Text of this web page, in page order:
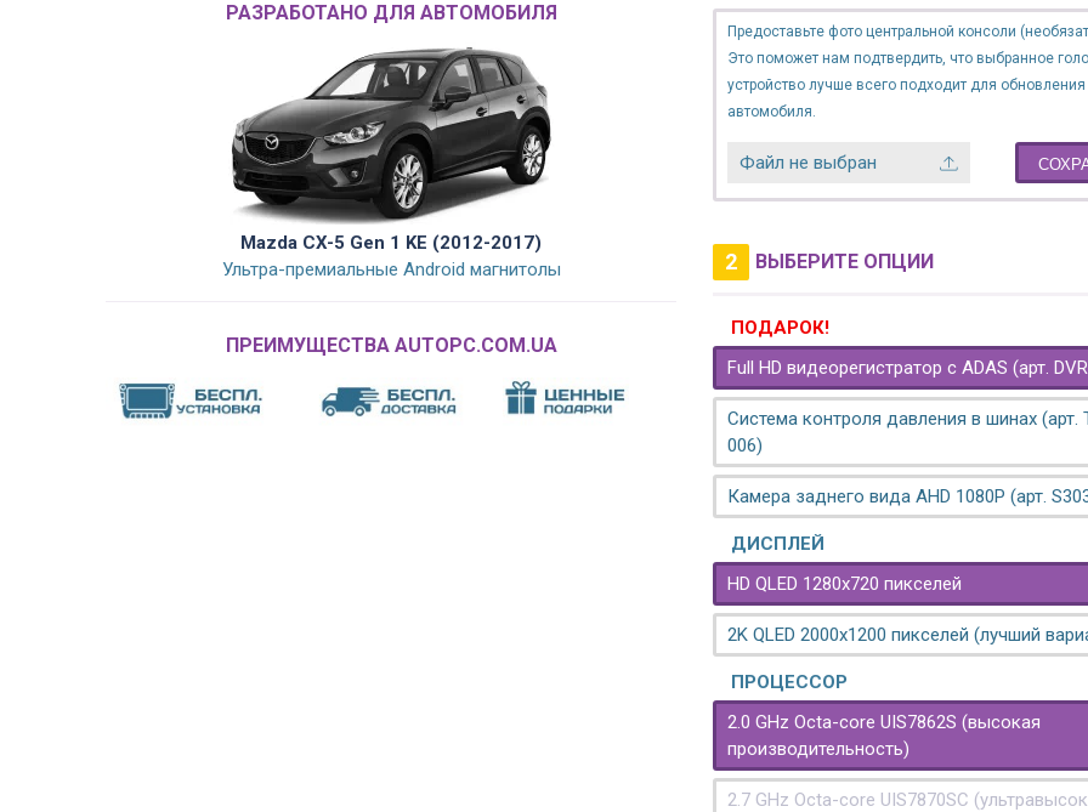
РАЗРАБОТАНО ДЛЯ АВТОМОБИЛЯ
Mazda CX-5 Gen 1 KE (2012-2017)
Ультра-премиальные Android магнитолы
ПРЕИМУЩЕСТВА AUTOPC.COM.UA
Предоставьте фото центральной консоли
Это поможет нам подтвердить, что выбранное
устройство лучше всего подходит для
автомобиля.
Файл не выбран
2 ВЫБЕРИТЕ ОПЦИИ
ПОДАРОК!
Full HD видеорегистратор с ADAS (арт.
Система контроля давления в шинах (арт.
006)
Камера заднего вида AHD 1080P (арт.
ДИСПЛЕЙ
HD QLED 1280x720 пикселей
2K QLED 2000х1200 пикселей (лучший
ПРОЦЕССОР
2.0 GHz Octa-core UIS7862S (высокая
производительность)
2.7 GHz Octa-core UIS7870SC